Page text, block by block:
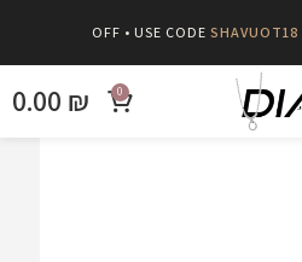
SHAVUOT18
0
0.00 ₪